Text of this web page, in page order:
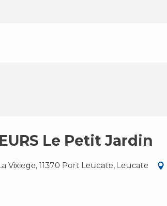
Le Petit Jardin
Vixiege, 11370 Port Leucate, Leucate